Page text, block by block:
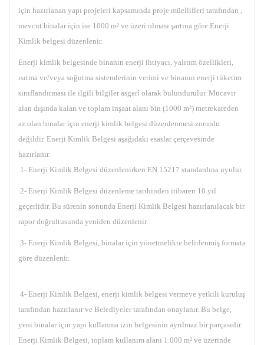
için hazırlanan yapı projeleri kapsamında proje müellifleri tarafından ,
mevcut binalar için ise 1000 m² ve üzeri olması şartına göre Enerji
Kimlik belgesi düzenlenir.
Enerji kimlik belgesinde binanın enerji ihtiyacı, yalıtım özellikleri,
ısıtma ve/veya soğutma sistemlerinin verimi ve binanın enerji tüketim
sınıflandırması ile ilgili bilgiler asgarî olarak bulundurulur. Mücavir
alan dışında kalan ve toplam inşaat alanı bin (1000 m²) metrekareden
az olan binalar için enerji kimlik belgesi düzenlenmesi zorunlu
değildir. Enerji Kimlik Belgesi aşağıdaki esaslar çerçevesinde
hazırlanır.
1- Enerji Kimlik Belgesi düzenlenirken EN 15217 standardına uyulur.
2- Enerji Kimlik Belgesi düzenleme tarihinden itibaren 10 yıl
geçerlidir. Bu sürenin sonunda Enerji Kimlik Belgesi hazırlanılacak bir
rapor doğrultusunda yeniden düzenlenir.
3- Enerji Kimlik Belgesi, binalar için yönetmelikte belirlenmiş formata
göre düzenlenir.
4- Enerji Kimlik Belgesi, enerji kimlik belgesi vermeye yetkili kuruluş
tarafından hazırlanır ve Belediyeler tarafından onaylanır. Bu belge,
yeni binalar için yapı kullanma izin belgesinin ayrılmaz bir parçasıdır.
Enerji Kimlik Belgesi, toplam kullanım alanı 1.000 m² ve üzerinde